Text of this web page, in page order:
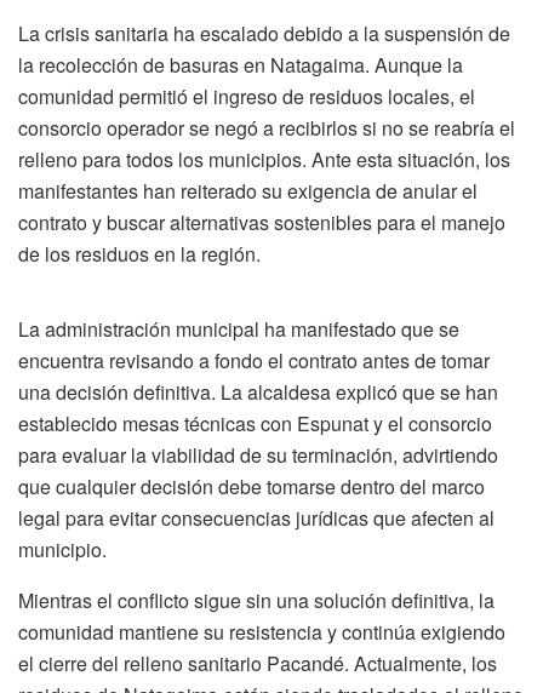
La crisis sanitaria ha escalado debido a la suspensión de
la recolección de basuras en Natagaima. Aunque la
comunidad permitió el ingreso de residuos locales, el
consorcio operador se negó a recibirlos si no se reabría el
relleno para todos los municipios. Ante esta situación, los
manifestantes han reiterado su exigencia de anular el
contrato y buscar alternativas sostenibles para el manejo
de los residuos en la región.
La administración municipal ha manifestado que se
encuentra revisando a fondo el contrato antes de tomar
una decisión definitiva. La alcaldesa explicó que se han
establecido mesas técnicas con Espunat y el consorcio
para evaluar la viabilidad de su terminación, advirtiendo
que cualquier decisión debe tomarse dentro del marco
legal para evitar consecuencias jurídicas que afecten al
municipio.
Mientras el conflicto sigue sin una solución definitiva, la
comunidad mantiene su resistencia y continúa exigiendo
el cierre del relleno sanitario Pacandé. Actualmente, los